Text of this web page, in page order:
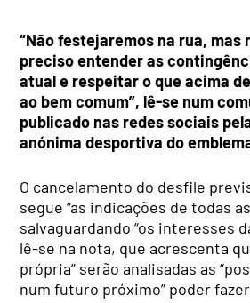
“Não festejaremos na rua, mas
preciso entender as
atual e respeitar o que acima
ao bem comum”, lê-se num
publicado nas redes sociais
anónima desportiva do
O cancelamento do desfile
segue “as indicações de todas
salvaguardando “os interesses
lê-se na nota, que acrescenta
própria” serão analisadas as
num futuro próximo” poder